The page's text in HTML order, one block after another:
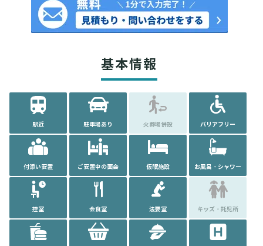
基本情報
駅近 駐車場あり 火葬場併設 バリアフリー
付添い安置 ご安置中の面会 仮眠施設 お風呂・シャワー
控室 会食室 法要室 キッズ・託児所